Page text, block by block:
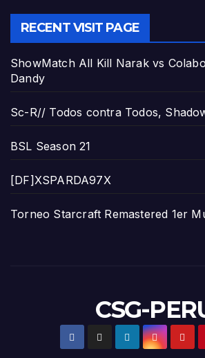
RECENT VISIT PAGE
ShowMatch All Kill Narak vs
Dandy
Sc-R// Todos contra Todos,
BSL Season 21
[DF]XSPARDA97X
Torneo Starcraft Remastered 1er
CSG-